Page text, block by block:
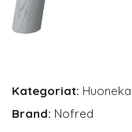
Kategoriat:
Brand: Nofred